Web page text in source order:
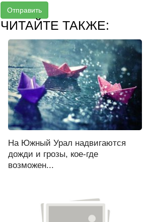
Отправить
ЧИТАЙТЕ ТАКЖЕ:
На Южный Урал надвигаются
дожди и грозы, кое-где
возможен...